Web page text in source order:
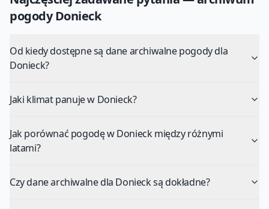
pogodyDonieck
Od kiedy dostępne są dane archiwalne pogody dla
Donieck?
Jaki klimat panuje w Donieck?
Jak porównać pogodę w Donieck między różnymi
latami?
Czy dane archiwalne dla Donieck są dokładne?